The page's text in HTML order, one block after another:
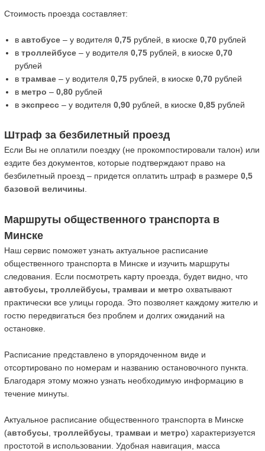
Стоимость проезда составляет:
в автобусе– у водителя 0,75 рублей, в киоске 0,70 рублей
в троллейбусе– у водителя 0,75 рублей, в киоске 0,70
рублей
в трамвае– у водителя 0,75 рублей, в киоске 0,70 рублей
в метро – 0,80рублей
в экспресс– у водителя 0,90 рублей, в киоске 0,85 рублей
Штраф за безбилетный проезд
Если Вы не оплатили поездку (не прокомпостировали талон) или
ездите без документов, которые подтверждают право на
безбилетный проезд – придется оплатить штраф в размере 0,5
базовой величины.
Маршруты общественного транспорта в
Минске
Наш сервис поможет узнать актуальное расписание
общественного транспорта в Минске и изучить маршруты
следования. Если посмотреть карту проезда, будет видно, что
автобусы, троллейбусы, трамваи и метро охватывают
практически все улицы города. Это позволяет каждому жителю и
гостю передвигаться без проблем и долгих ожиданий на
остановке.
Расписание представлено в упорядоченном виде и
отсортировано по номерам и названию остановочного пункта.
Благодаря этому можно узнать необходимую информацию в
течение минуты.
Актуальное расписание общественного транспорта в Минске
(автобусы троллейбусы трамваи и метро) характеризуется
простотой в использовании. Удобная навигация, масса